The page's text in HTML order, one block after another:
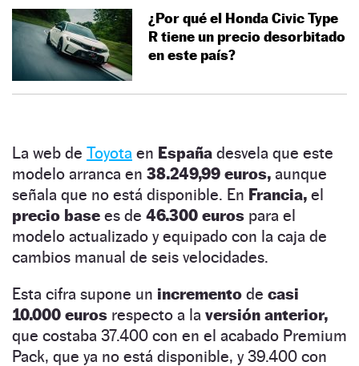
¿Por qué el Honda Civic Type
R tiene un precio desorbitado
en este país?
La web de Toyota en España desvela que este
modelo arranca en 38.249,99 euros, aunque
señala que no está disponible. En Francia, el
precio base es de 46.300 euros para el
modelo actualizado y equipado con la caja de
cambios manual de seis velocidades.
Esta cifra supone un incremento de casi
10.000 euros respecto a la versión anterior,
que costaba 37.400 con en el acabado Premium
Pack, que ya no está disponible, y 39.400 con